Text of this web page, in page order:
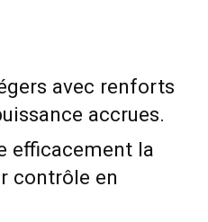
avec renforts
accrues.
efficacement la
contrôle en